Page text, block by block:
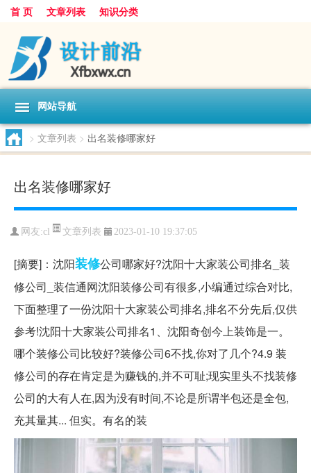
首 页 文章列表 知识分类
网站导航
> 文章列表 > 出名装修哪家好
出名装修哪家好
网友:cl 文章列表 2023-01-10 19:37:05
[摘要]：沈阳装修公司哪家好?沈阳十大家装公司排名_装
修公司_装信通网沈阳装修公司有很多,小编通过综合对比,
下面整理了一份沈阳十大家装公司排名,排名不分先后,仅供
参考!沈阳十大家装公司排名1、沈阳奇创今上装饰是一。
哪个装修公司比较好?装修公司6不找,你对了几个?4.9 装
修公司的存在肯定是为赚钱的,并不可耻;现实里头不找装修
公司的大有人在,因为没有时间,不论是所谓半包还是全包,
充其量其... 但实。有名的装